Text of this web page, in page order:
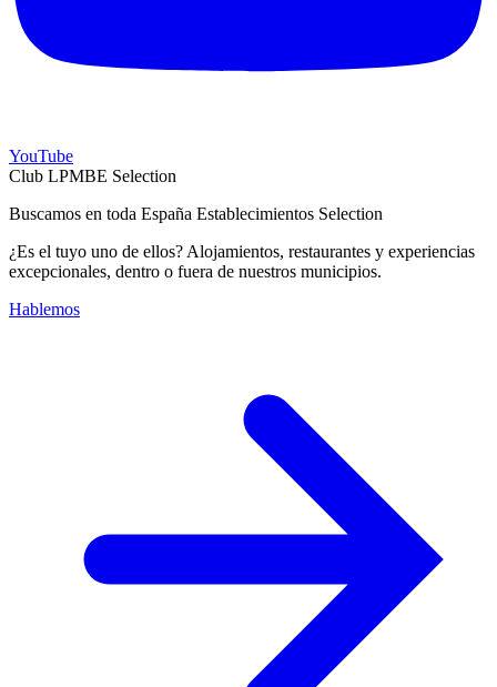
YouTube
Club LPMBE Selection
Buscamos en toda España Establecimientos Selection
¿Es el tuyo uno de ellos? Alojamientos, restaurantes y experiencias
excepcionales, dentro o fuera de nuestros municipios.
Hablemos